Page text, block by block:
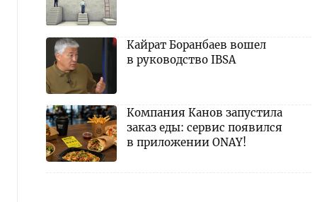
Кайрат Боранбаев вошел
в руководство IBSA
Компания Канов запустила
заказ еды: сервис появился
в приложении ONAY!